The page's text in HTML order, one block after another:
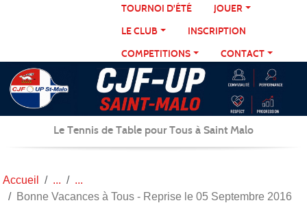
TOURNOI D'ÉTÉ
JOUER
LE CLUB
INSCRIPTION
COMPETITIONS
CONTACT
Le Tennis de Table pour Tous à Saint Malo
Accueil
Bonne Vacances à Tous - Reprise le 05 Septembre 2016
Panneau de gestion des cookies